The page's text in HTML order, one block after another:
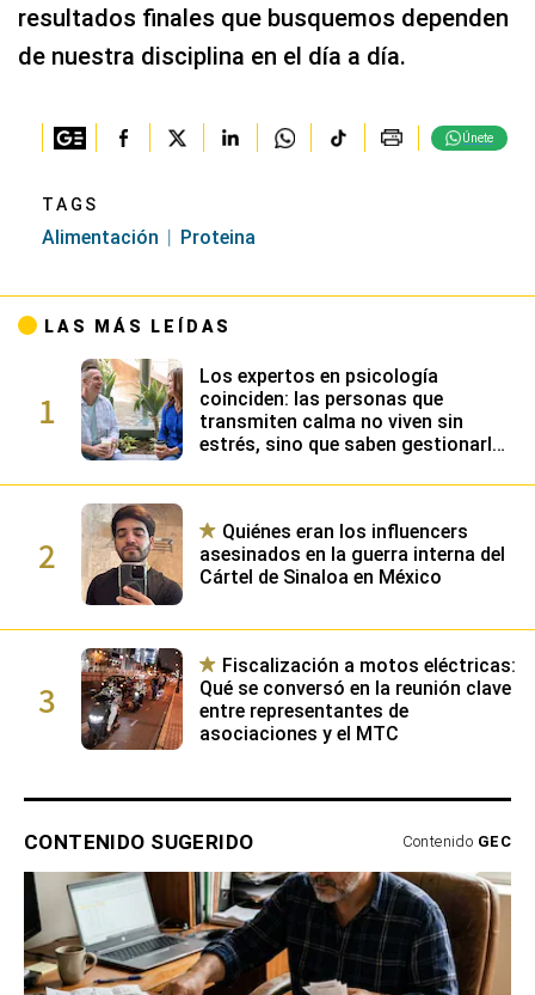
resultados finales que busquemos dependen
de nuestra disciplina en el día a día.
Únete
TAGS
Alimentación Proteina
LAS MÁS LEÍDAS
1
Los expertos en psicología
coinciden: las personas que
transmiten calma no viven sin
estrés, sino que saben gestionarlo
emocional
2
Quiénes eran los influencers
asesinados en la guerra interna del
Cártel de Sinaloa en México
3
Fiscalización a motos eléctricas:
Qué se conversó en la reunión clave
entre representantes de
asociaciones y el MTC
CONTENIDO SUGERIDO Contenido GEC